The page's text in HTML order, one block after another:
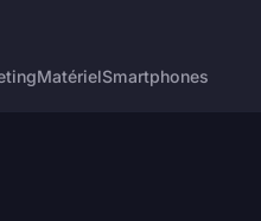
MatérielSmartphones